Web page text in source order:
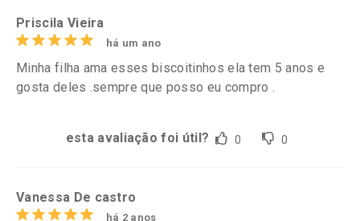
Priscila Vieira
há um ano
Minha filha ama esses biscoitinhos ela tem 5 anos e
gosta deles .sempre que posso eu compro .
esta avaliação foi útil? 0 0
Vanessa De castro
há 2 anos